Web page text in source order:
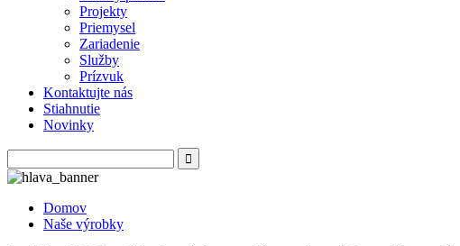
Projekty
Priemysel
Zariadenie
Služby
Prízvuk
Kontaktujte nás
Stiahnutie
Novinky
Domov
Naše výrobky